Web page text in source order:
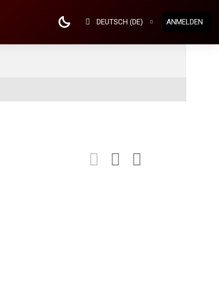
DEUTSCH ‎(DE)‎ ANMELDEN